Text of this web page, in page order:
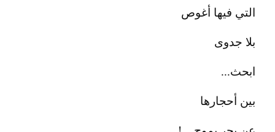
التي فيها أغوص
بلا جدوى
ابحث...
بين أحجارها